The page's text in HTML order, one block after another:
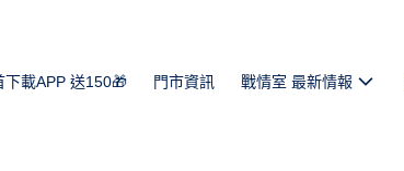
下載APP 送150🎁 門市資訊 戰情室 最新情報